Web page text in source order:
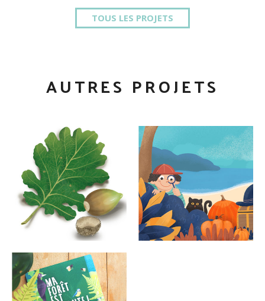
TOUS LES PROJETS
AUTRES PROJETS